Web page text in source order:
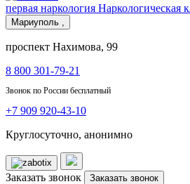
первая наркология Наркологическая
Мариуполь ,
проспект Нахимова, 99
8 800 301-79-21
Звонок по России бесплатный
+7 909 920-43-10
Круглосуточно, анонимно
Заказать звонок Заказать звонок